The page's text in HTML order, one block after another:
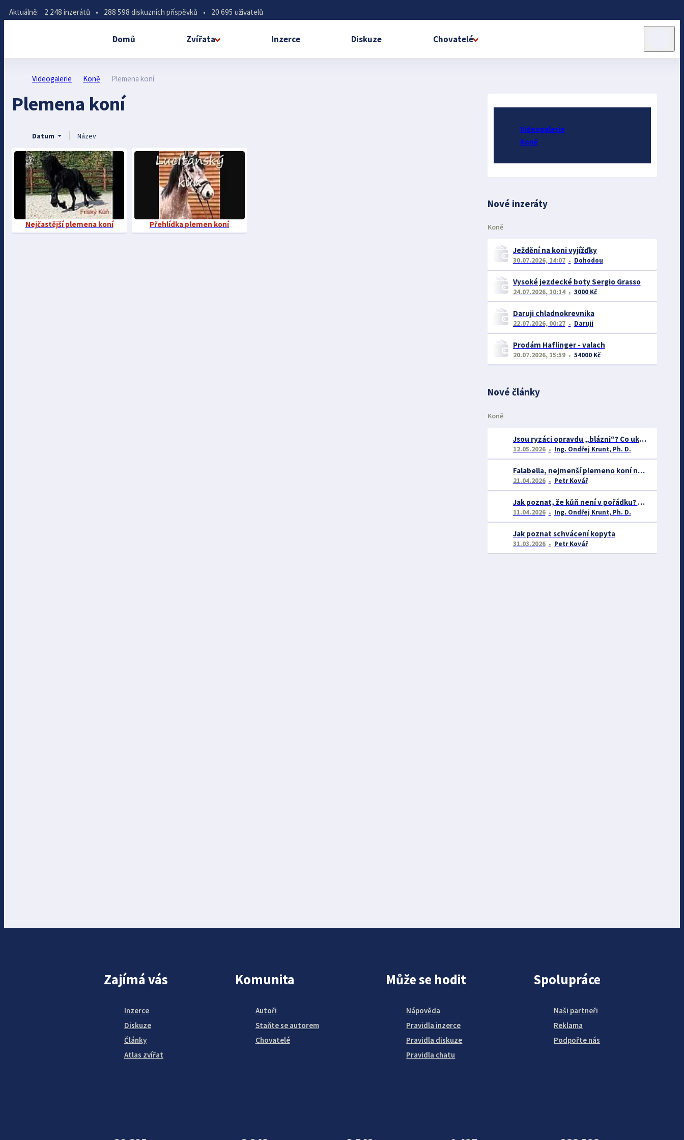
Aktuálně: 2 248 inzerátů • 288 598 diskuzních příspěvků • 20 695 uživatelů
Domů Zvířata Inzerce Diskuze Chovatelé
Videogalerie Koně Plemena koní
Plemena koní
Datum Název
Nejčastější plemena koní Přehlídka plemen koní
Videogalerie
Koně
Nové inzeráty
Koně
Ježdění na koni vyjížďky
30.07.2026, 14:07 Dohodou
Vysoké jezdecké boty Sergio Grasso
24.07.2026, 10:14 3000 Kč
Daruji chladnokrevnika
22.07.2026, 00:27 Daruji
Prodám Haflinger - valach
20.07.2026, 15:59 54000 Kč
Nové články
Koně
Jsou ryzáci opravdu „blázni“? Co ukázal vědecký výzkum o barvě srsti a chování koní
12.05.2026 Ing. Ondřej Krunt, Ph. D.
Falabella, nejmenší plemeno koní na světě
21.04.2026 Petr Kovář
Jak poznat, že kůň není v pořádku? Skryté signály zdravotních problémů v chovu koní
11.04.2026 Ing. Ondřej Krunt, Ph. D.
Jak poznat schvácení kopyta
31.03.2026 Petr Kovář
Zajímá vás
Inzerce
Diskuze
Články
Atlas zvířat
Komunita
Autoři
Staňte se autorem
Chovatelé
Může se hodit
Nápověda
Pravidla inzerce
Pravidla diskuze
Pravidla chatu
Spolupráce
Naši partneři
Reklama
Podpořte nás